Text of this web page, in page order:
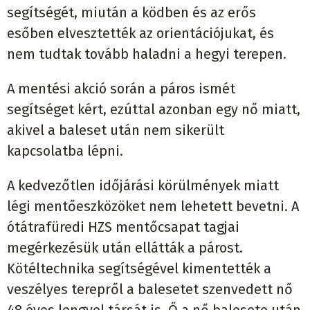
segítségét, miután a ködben és az erős
esőben elvesztették az orientációjukat, és
nem tudtak tovább haladni a hegyi terepen.
A mentési akció során a páros ismét
segítséget kért, ezúttal azonban egy nő miatt,
akivel a baleset után nem sikerült
kapcsolatba lépni.
A kedvezőtlen időjárási körülmények miatt
légi mentőeszközöket nem lehetett bevetni. A
ótátrafüredi HZS mentőcsapat tagjai
megérkezésük után ellátták a párost.
Kötéltechnika segítségével kimentették a
veszélyes terepről a balesetet szenvedett nő